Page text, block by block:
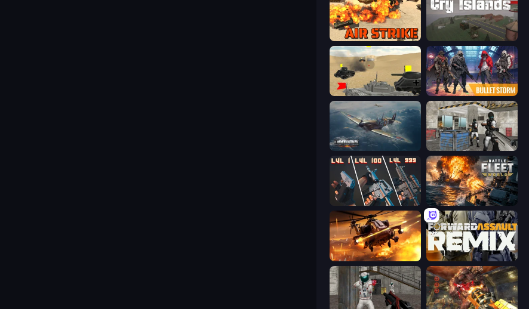
Air Strike
Tanks Battlefield: Desert Bulletstorm
Dogfight Bullet Fury 2
The Range 3D Battle Fleet World
Heli Military Base Forward Assault Remix